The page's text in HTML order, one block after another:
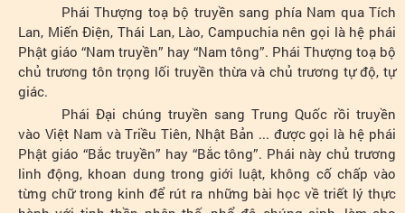
Phái Thượng toạ bộ truyền sang phía Nam qua Tích
Lan, Miến Điện, Thái Lan, Lào, Campuchia nên gọi là hệ phái
Phật giáo “Nam truyền” hay “Nam tông”. Phái Thượng toạ bộ
chủ trương tôn trọng lối truyền thừa và chủ trương tự độ, tự
giác.
Phái Đại chúng truyền sang Trung Quốc rồi truyền
vào Việt Nam và Triều Tiên, Nhật Bản ... được gọi là hệ phái
Phật giáo “Bắc truyền” hay “Bắc tông”. Phái này chủ trương
linh động, khoan dung trong giới luật, không cố chấp vào
từng chữ trong kinh để rút ra những bài học về triết lý thực